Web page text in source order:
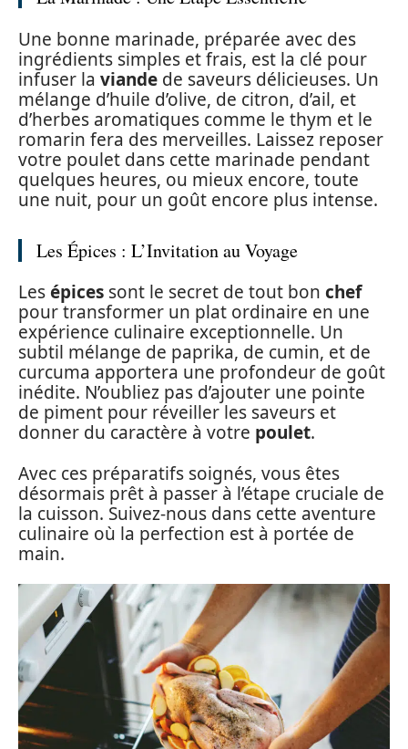
Une bonne marinade, préparée avec des
ingrédients simples et frais, est la clé pour
infuser la viande de saveurs délicieuses. Un
mélange d’huile d’olive, de citron, d’ail, et
d’herbes aromatiques comme le thym et le
romarin fera des merveilles. Laissez reposer
votre poulet dans cette marinade pendant
quelques heures, ou mieux encore, toute
une nuit, pour un goût encore plus intense.
Les Épices : L’Invitation au Voyage
Lesépices sont le secret de tout bon chef
pour transformer un plat ordinaire en une
expérience culinaire exceptionnelle. Un
subtil mélange de paprika, de cumin, et de
curcuma apportera une profondeur de goût
inédite. N’oubliez pas d’ajouter une pointe
de piment pour réveiller les saveurs et
donner du caractère à votre poulet.
Avec ces préparatifs soignés, vous êtes
désormais prêt à passer à l’étape cruciale de
la cuisson. Suivez-nous dans cette aventure
culinaire où la perfection est à portée de
main.